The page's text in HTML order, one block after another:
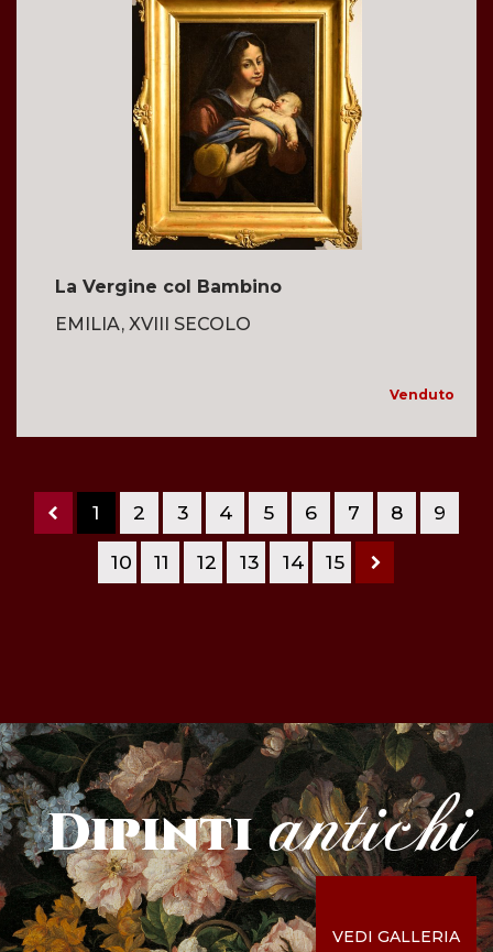
La Vergine col Bambino
EMILIA, XVIII SECOLO
Venduto
1 2 3 4 5 6 7 8 9
10 11 12 13 14 15
Dipinti antichi
VEDI GALLERIA